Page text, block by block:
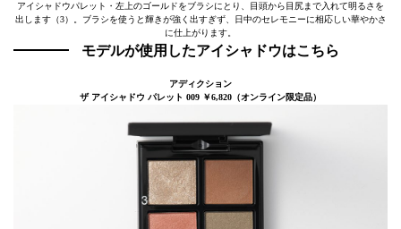
アイシャドウパレット・左上のゴールドをブラシにとり、目頭から目尻まで入れて明るさを
出します（3）。ブラシを使うと輝きが強く出すぎず、日中のセレモニーに相応しい華やかさ
に仕上がります。
モデルが使用したアイシャドウはこちら
アディクション
ザ アイシャドウ パレット 009 ￥6,820（オンライン限定品）